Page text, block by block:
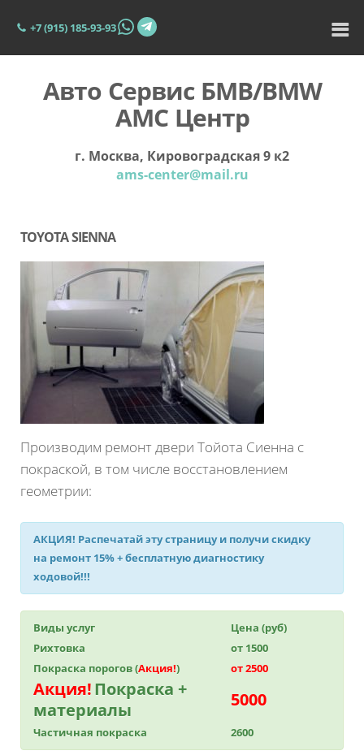
+7 (915) 185-93-93
Авто Сервис БМВ/BMW
АМС Центр
г. Москва, Кировоградская 9 к2
ams-center@mail.ru
TOYOTA SIENNA
Производим ремонт двери Тойота Сиенна с
покраской, в том числе восстановлением
геометрии:
АКЦИЯ! Распечатай эту страницу и получискидку
на ремонт 15%+ бесплатную диагностику
ходовой!!!
Виды услуг
Цена (руб)
Рихтовка
от 1500
Покраска порогов (Акция!) от 2500
Акция!Покраска +
материалы
5000
Частичная покраска 2600